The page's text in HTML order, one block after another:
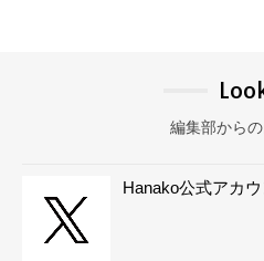
編集部から
Hanako公式アカ